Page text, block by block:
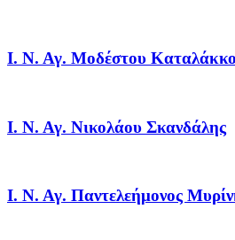
Ι. Ν. Αγ. Μοδέστου
Ι. Ν. Αγ. Νικολάου Σκανδάλης
Ι. Ν. Αγ. Παντελεήμονος